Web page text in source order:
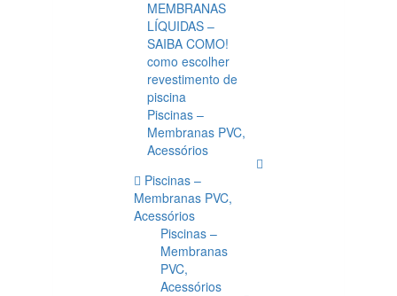
MEMBRANAS
LÍQUIDAS –
SAIBA COMO!
como escolher
revestimento de
piscina
Piscinas –
Membranas PVC,
Acessórios
Piscinas –
Membranas PVC,
Acessórios
Piscinas –
Membranas
PVC,
Acessórios